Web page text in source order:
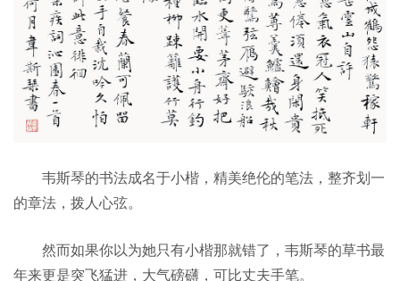
韦斯琴的书法成名于小楷，精美绝伦的笔法，整齐划一
的章法，拨人心弦。
然而如果你以为她只有小楷那就错了，韦斯琴的草书最
年来更是突飞猛进，大气磅礴，可比丈夫手笔。